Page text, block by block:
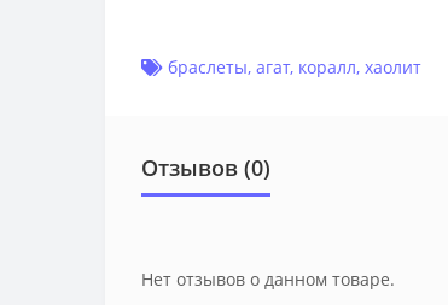
браслеты, агат, коралл, хаолит
Отзывов (0)
Нет отзывов о данном товаре.